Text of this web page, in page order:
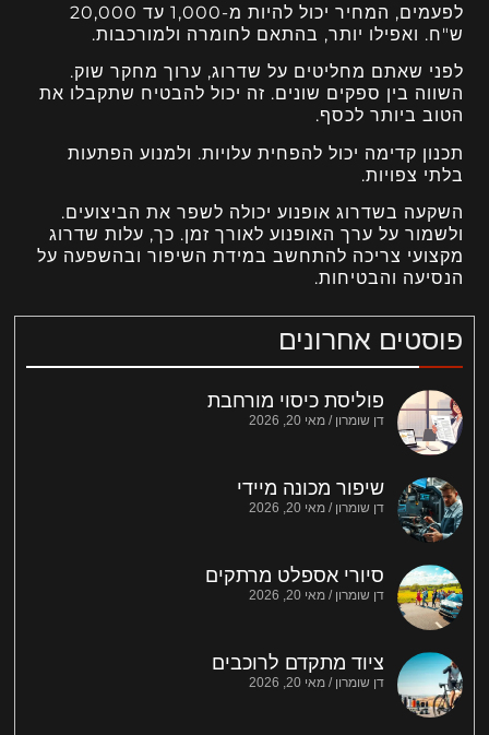
פוסטים אחרונים
פוליסת כיסוי מורחבת
דן שומרון מאי 20, 2026
שיפור מכונה מיידי
דן שומרון מאי 20, 2026
סיורי אספלט מרתקים
דן שומרון מאי 20, 2026
ציוד מתקדם לרוכבים
דן שומרון מאי 20, 2026
לפעמים, המחיר יכול להיות מ-1,000 עד 20,000
ש"ח. ואפילו יותר, בהתאם לחומרה ולמורכבות.
לפני שאתם מחליטים על שדרוג, ערוך מחקר שוק.
השווה בין ספקים שונים. זה יכול להבטיח שתקבלו את
הטוב ביותר לכסף.
תכנון קדימה יכול להפחית עלויות. ולמנוע הפתעות
בלתי צפויות.
השקעה בשדרוג אופנוע יכולה לשפר את הביצועים.
ולשמור על ערך האופנוע לאורך זמן. כך, עלות שדרוג
מקצועי צריכה להתחשב במידת השיפור ובהשפעה על
הנסיעה והבטיחות.